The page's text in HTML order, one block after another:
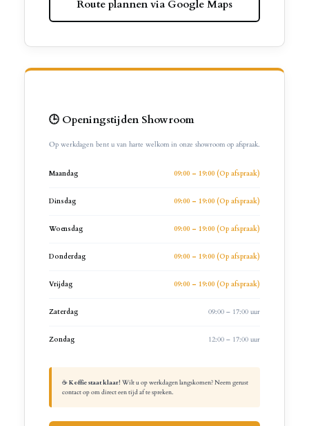
Route plannen via Google Maps
🕒 Openingstijden Showroom
Op werkdagen bent u van harte welkom in onze showroom op afspraak.
Maandag 09:00 – 19:00 (Op afspraak)
Dinsdag 09:00 – 19:00 (Op afspraak)
Woensdag 09:00 – 19:00 (Op afspraak)
Donderdag 09:00 – 19:00 (Op afspraak)
Vrijdag 09:00 – 19:00 (Op afspraak)
Zaterdag 09:00 – 17:00 uur
Zondag 12:00 – 17:00 uur
☕Koffie staat klaar! Wilt u op werkdagen langskomen? Neem gerust
contact op om direct een tijd af te spreken.